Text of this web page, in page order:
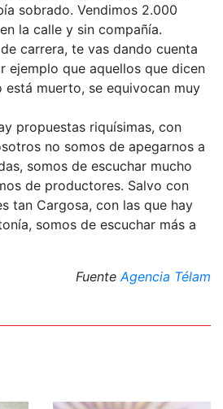
sobrado. Vendimos 2.000
la calle y sin compañía.
carrera, te vas dando cuenta
ejemplo que aquellos que dicen
muerto, se equivocan muy
propuestas riquísimas, con
no somos de apegarnos a
somos de escuchar mucho
de productores. Salvo con
tan Cargosa, con las que hay
somos de escuchar más a
Fuente Agencia Télam